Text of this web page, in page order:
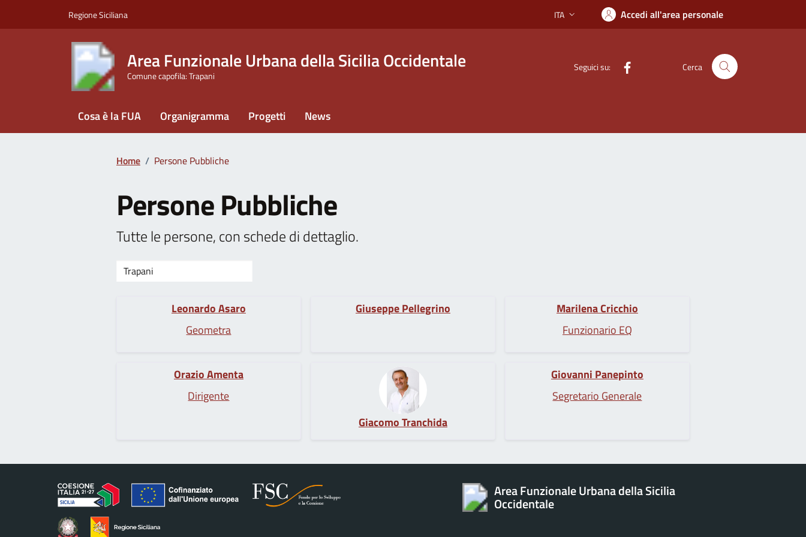
Regione Siciliana Lingua attiva:
ITA Accedi all'area personale
Area Funzionale Urbana della Sicilia Occidentale
Comune capofila: Trapani
Seguici su: Cerca
Cosa è la FUA Organigramma Progetti News
Home / Persone Pubbliche
Persone Pubbliche
Tutte le persone, con schede di dettaglio.
Leonardo Asaro
Geometra
Giuseppe Pellegrino
Marilena Cricchio
Funzionario EQ
Orazio Amenta
Dirigente
Giacomo Tranchida
Giovanni Panepinto
Segretario Generale
Area Funzionale Urbana della Sicilia
Occidentale